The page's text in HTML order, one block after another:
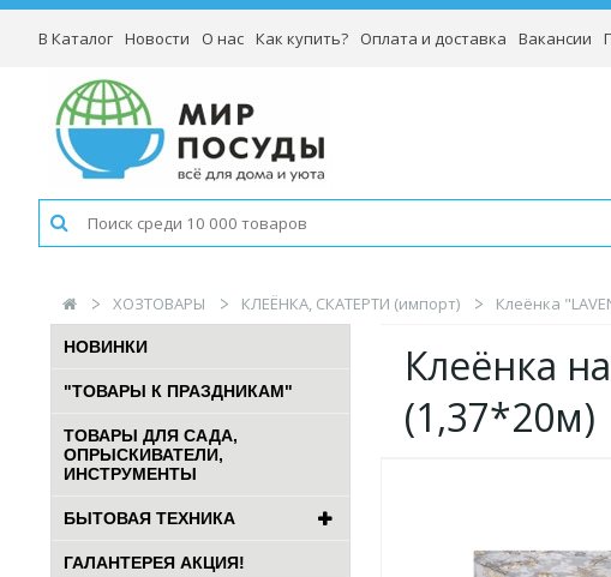
В Каталог Новости О нас Как купить? Оплата и доставка Вакансии
ХОЗТОВАРЫ КЛЕЁНКА, СКАТЕРТИ (импорт) Клеёнка
НОВИНКИ
"ТОВАРЫ К ПРАЗДНИКАМ"
ТОВАРЫ ДЛЯ САДА,
ОПРЫСКИВАТЕЛИ,
ИНСТРУМЕНТЫ
БЫТОВАЯ ТЕХНИКА
ГАЛАНТЕРЕЯ АКЦИЯ!
Клеёнка
(1,37*20м)